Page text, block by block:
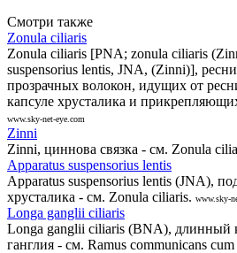
Смотри также
Zonula ciliaris
Zonula ciliaris [PNA; zonula ciliaris
suspensorius lentis, JNA, (Zinni)],
прозрачных волокон, идущих от
капсуле хрусталика и
www.sky-net-eye.com
Zinni
Zinni, циннова связка - см. Zonula
Apparatus suspensorius lentis
Apparatus suspensorius lentis (JNA),
хрусталика - см. Zonula ciliaris. www.sky-
Longa ganglii ciliaris
Longa ganglii ciliaris (BNA), длинный
ганглия - см. Ramus communicans